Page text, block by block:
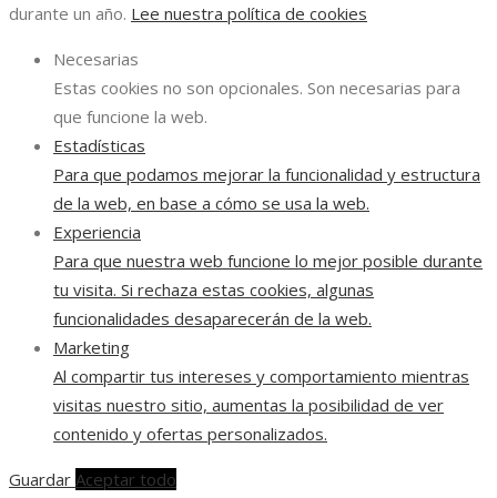
durante un año. Lee nuestra política de cookies
Necesarias
Estas cookies no son opcionales. Son necesarias para
que funcione la web.
Estadísticas
Para que podamos mejorar la funcionalidad y estructura
de la web, en base a cómo se usa la web.
Experiencia
Para que nuestra web funcione lo mejor posible durante
tu visita. Si rechaza estas cookies, algunas
funcionalidades desaparecerán de la web.
Marketing
Al compartir tus intereses y comportamiento mientras
visitas nuestro sitio, aumentas la posibilidad de ver
contenido y ofertas personalizados.
Guardar Aceptar todo